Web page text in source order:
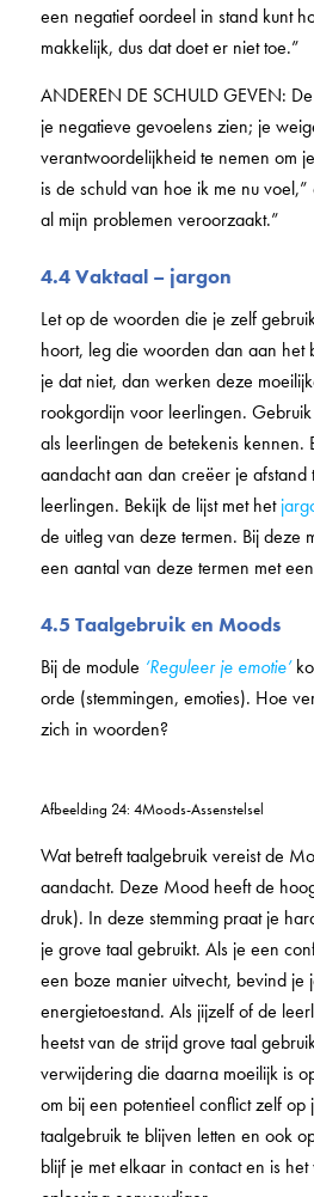
een negatief oordeel in stand kunt
makkelijk, dus dat doet er niet toe.”
ANDEREN DE SCHULD GEVEN:
je negatieve gevoelens zien; je
verantwoordelijkheid te nemen om
is de schuld van hoe ik me nu
al mijn problemen veroorzaakt.”
4.4 Vaktaal – jargon
Let op de woorden die je zelf
hoort, leg die woorden dan aan het
je dat niet, dan werken deze
rookgordijn voor leerlingen.
als leerlingen de betekenis kennen.
aandacht aan dan creëer je afstand
leerlingen. Bekijk de lijst met het
de uitleg van deze termen. Bij deze
een aantal van deze termen met
4.5 Taalgebruik en Moods
Bij de module ‘Reguleer je emotie’
orde (stemmingen, emoties). Hoe
zich in woorden?
Afbeelding 24: 4Moods-Assenstelsel
Wat betreft taalgebruik vereist de
aandacht. Deze Mood heeft de
druk). In deze stemming praat je
je grove taal gebruikt. Als je een
een boze manier uitvecht, bevind je
energietoestand. Als jijzelf of de
heetst van de strijd grove taal
verwijdering die daarna moeilijk is
om bij een potentieel conflict zelf
taalgebruik te blijven letten en ook
blijf je met elkaar in contact en is